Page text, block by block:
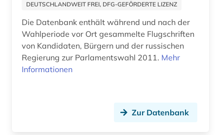
staatspräsident (2)
putsch (1)
pädagogik (6)
DEUTSCHLANDWEIT FREI, DFG-GEFÖRDERTE LIZENZ
Die Datenbank enthält während und nach der
Wahlperiode vor Ort gesammelte Flugschriften
von Kandidaten, Bürgern und der russischen
Regierung zur Parlamentswahl 2011. Mehr
Informationen
Zur Datenbank